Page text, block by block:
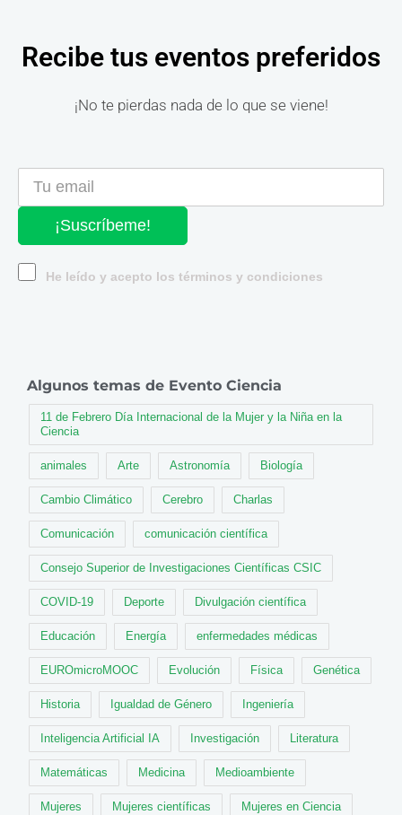
Recibe tus eventos preferidos
¡No te pierdas nada de lo que se viene!
¡Suscríbeme!
He leído y acepto los términos y condiciones
Algunos temas de Evento Ciencia
11 de Febrero Día Internacional de la Mujer y la Niña en la
Ciencia
animales Arte Astronomía Biología
Cambio Climático Cerebro Charlas
Comunicación comunicación científica
Consejo Superior de Investigaciones Científicas CSIC
COVID-19 Deporte Divulgación científica
Educación Energía enfermedades médicas
EUROmicroMOOC Evolución Física Genética
Historia Igualdad de Género Ingeniería
Inteligencia Artificial IA Investigación Literatura
Matemáticas Medicina Medioambiente
Mujeres Mujeres científicas Mujeres en Ciencia